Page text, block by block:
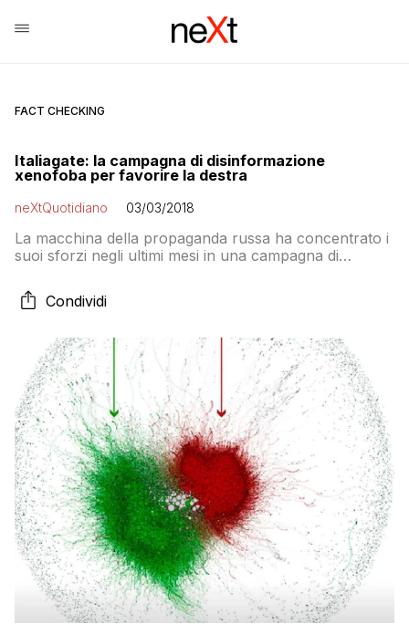
FACT CHECKING
Italiagate: la campagna di disinformazione
xenofoba per favorire la destra
neXtQuotidiano 03/03/2018
La macchina della propaganda russa ha concentrato i
suoi sforzi negli ultimi mesi in una campagna di
con l’obiettivo di favorire i partiti dell’estrema destra
alle elezioni di domenica
Condividi